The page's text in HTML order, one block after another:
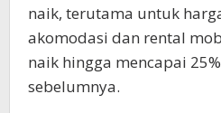
naik, terutama untuk
akomodasi dan rental
naik hingga mencapai
sebelumnya.